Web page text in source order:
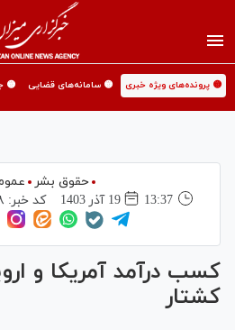
🟡 پرونده‌های ویژه خبری 🟡 سامانه‌های قضایی 🟡
حقوق بشر
13:37
19 آذر 1403 کد خبر:
کسب درآمد آمریکا و
کشتار